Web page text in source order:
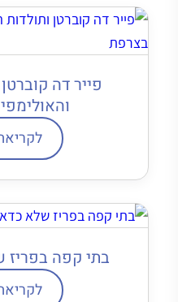
פייר דה
בתי קפה